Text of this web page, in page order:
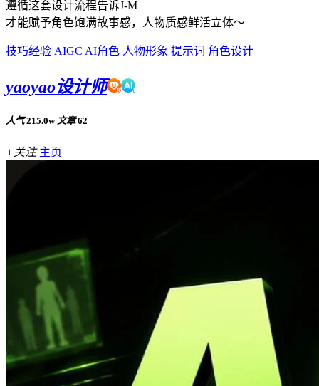
遵循这套设计流程告诉J-M
才能赋予角色饱满故事感，人物质感鲜活立体～
技巧经验 AIGC AI角色 人物形象 提示词 角色设计
yaoyao设计师
人气 215.0w 文章 62
+关注 主页